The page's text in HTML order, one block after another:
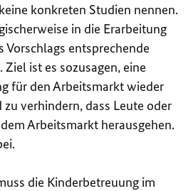
konkreten Studien nennen.
in die Erarbeitung
Vorschlags entsprechende
ist es sozusagen, eine
für den Arbeitsmarkt wieder
verhindern, dass Leute oder
Arbeitsmarkt herausgehen.
die Kinderbetreuung im